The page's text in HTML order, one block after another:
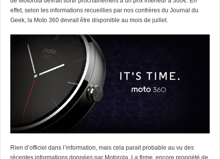
effet, selon les informations recueillies par nos confrères du Journal du
Geek, la Moto 360 devrait être disponible au mois de juillet.
Rien d’officiel dans l’information, mais cela parait probable au vu des
récentes informations données par Motorola. La firme, encore propriété de